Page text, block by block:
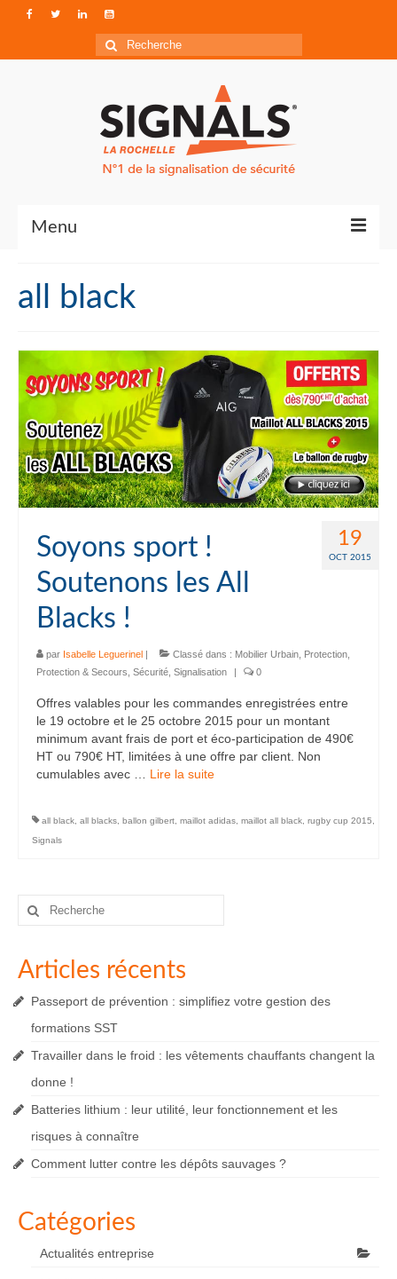
Rechercher
:
Menu
Qui sommes-nous ?
Accéder à Signals
all black
19
OCT 2015
Soyons sport !
Soutenons les All
Blacks !
par Isabelle Leguerinel | Classé dans : Mobilier Urbain Protection
Protection & Secours Sécurité Signalisation | 0
Offres valables pour les commandes enregistrées entre
le 19 octobre et le 25 octobre 2015 pour un montant
minimum avant frais de port et éco-participation de 490€
HT ou 790€ HT, limitées à une offre par client. Non
cumulables avec … Lire la suite­­
all black all blacks ballon gilbert maillot adidas maillot all black rugby cup 2015
Signals
Rechercher
Articles récents
Passeport de prévention : simplifiez votre gestion des
formations SST
Travailler dans le froid : les vêtements chauffants changent la
donne !
Batteries lithium : leur utilité, leur fonctionnement et les
risques à connaître
Comment lutter contre les dépôts sauvages ?
Catégories
Actualités entreprise